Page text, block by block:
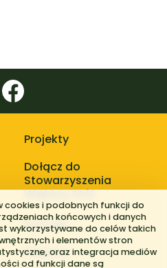
Projekty
Dołącz do
Stowarzyszenia
Większy Stół
Kontakt
Regiony
cookies i podobnych funkcji do
końcowych i danych
wykorzystywane do celów takich
i elementów stron
oraz integracja mediów
od funkcji dane są